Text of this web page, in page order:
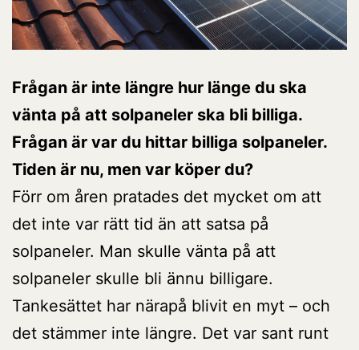
Frågan är inte längre hur länge du ska
vänta på att solpaneler ska bli billiga.
Frågan är var du hittar billiga solpaneler.
Tiden är nu, men var köper du?
Förr om åren pratades det mycket om att
det inte var rätt tid än att satsa på
solpaneler. Man skulle vänta på att
solpaneler skulle bli ännu billigare.
Tankesättet har närapå blivit en myt – och
det stämmer inte längre. Det var sant runt